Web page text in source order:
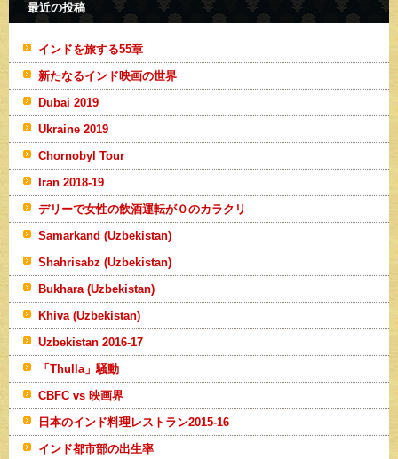
最近の投稿
インドを旅する55章
新たなるインド映画の世界
Dubai 2019
Ukraine 2019
Chornobyl Tour
Iran 2018-19
デリーで女性の飲酒運転が０のカラクリ
Samarkand (Uzbekistan)
Shahrisabz (Uzbekistan)
Bukhara (Uzbekistan)
Khiva (Uzbekistan)
Uzbekistan 2016-17
「Thulla」騒動
CBFC vs 映画界
日本のインド料理レストラン2015-16
インド都市部の出生率